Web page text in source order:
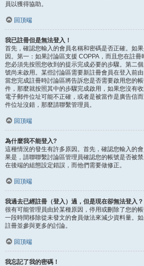
員以獲得協助。
回頂端
我已註冊但是無法登入！
首先，確認您輸入的會員名稱和密碼是否正確。如
因。第一：如果討論區支援 COPPA，而且您在註
您必須先按照您收到的提示完成必要的步驟。第二
號尚未啟用。某些討論區需要新註冊會員在登入前由
當您完成註冊時討論區將告訴您是否需要啟用您的
件，那麼就按照其中的步驟完成啟用，如果您沒有
電子郵件位址可能不正確，或者是被當作是廣告信
件位址沒錯，那麼請聯繫管理員。
回頂端
為什麼我不能登入?
這種情況的發生有許多原因。首先，確認您輸入的
果是，請聯聯繫討論區管理員確認您的帳號是否被
在後端的組態設定錯誤，而他們需要做修正。
回頂端
我過去已經註冊（登入）過，但是現在卻無法登入？
很有可能管理員由於某種原因，停用或刪除了您的
一段時間移除從未發文的會員做法來減少資料量。
註冊並參與更多的討論。
回頂端
我忘記了我的密碼！